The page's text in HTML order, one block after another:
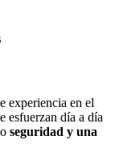
experiencia en el
esfuerzan día a día
seguridad y una